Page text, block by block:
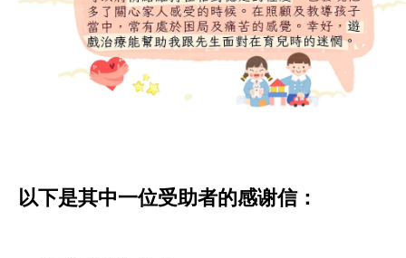
以下是其中一位受助者的感谢信：